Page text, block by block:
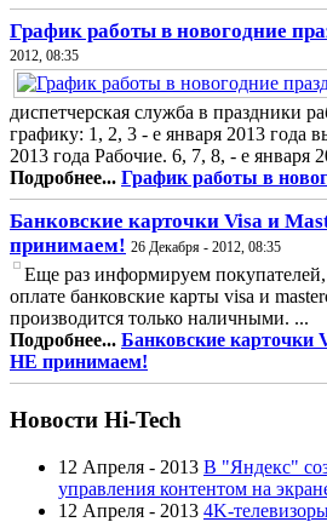
График работы в новогодние
2012, 08:35
диспетчерская служба в праздники
графику: 1, 2, 3 - е января 2013 года
2013 года Рабочие. 6, 7, 8, - е января
Подробнее... График работы в
Банковские карточки Visa и
принимаем! 26 Декабря - 2012, 08:35
Еще раз информируем
оплате банковские карты visa и
производится только наличными. ...
Подробнее... Банковские карточки
НЕ принимаем!
Новости Hi-Tech
12 Апреля - 2013 В "Яндекс"
управления контентом на
12 Апреля - 2013 4K-